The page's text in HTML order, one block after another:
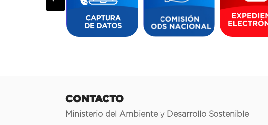
CONTACTO
Ministerio del Ambiente y Desarrollo Sostenible